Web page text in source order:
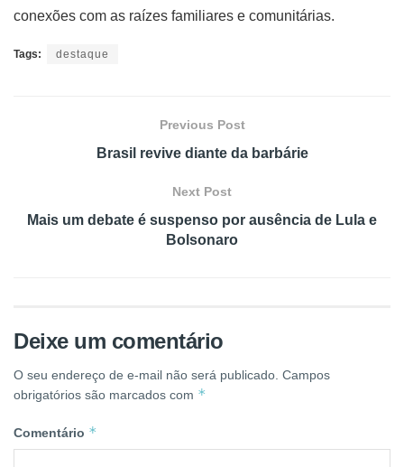
conexões com as raízes familiares e comunitárias.
Tags: destaque
Previous Post
Brasil revive diante da barbárie
Next Post
Mais um debate é suspenso por ausência de Lula e
Bolsonaro
Deixe um comentário
O seu endereço de e-mail não será publicado. Campos
obrigatórios são marcados com *
Comentário *